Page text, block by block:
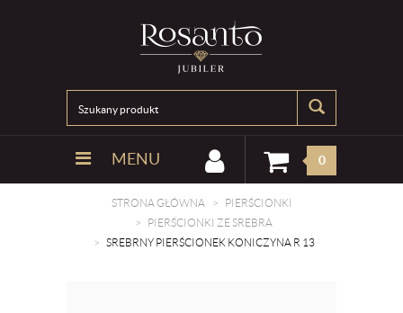
MENU 0
STRONA GŁÓWNA
PIERŚCIONKI
PIERŚCIONKI ZE SREBRA
SREBRNY PIERŚCIONEK KONICZYNA R 13